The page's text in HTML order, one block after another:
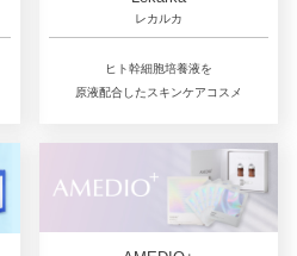
レカルカ
ヒト幹細胞培養液を
原液配合したスキンケアコスメ